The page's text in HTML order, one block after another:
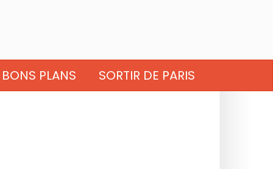
BONS PLANS SORTIR DE PARIS